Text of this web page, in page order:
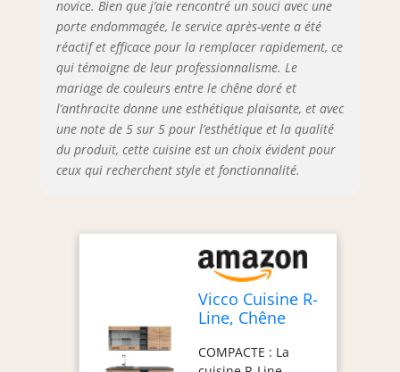
de travail est de 60
cm. MATÉRIAU : Les
façades et le corps
de la cuisine sont
fabriqués en
panneau de
particules de 16
mm avec
revêtement en
résine mélaminée.
panneau de
particules de 28
mm. CONTENU DE
LIVRAISON : bloc de
cuisine avec plan de
montage,
novice. Bien que j’aie rencontré un souci avec une
porte endommagée, le service après-vente a été
réactif et efficace pour la remplacer rapidement, ce
qui témoigne de leur professionnalisme. Le
mariage de couleurs entre le chêne doré et
l’anthracite donne une esthétique plaisante, et avec
une note de 5 sur 5 pour l’esthétique et la qualité
du produit, cette cuisine est un choix évident pour
ceux qui recherchent style et fonctionnalité.
Vicco Cuisine R-
Line, Chêne
160cm
COMPACTE : La